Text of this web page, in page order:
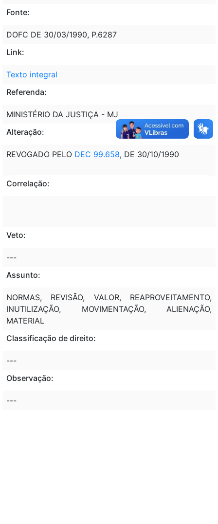
Fonte:
DOFC DE 30/03/1990, P.6287
Link:
Texto integral
Referenda:
MINISTÉRIO DA JUSTIÇA - MJ
Alteração:
REVOGADO PELO DEC 99.658, DE 30/10/1990
Correlação:
Veto:
---
Assunto:
NORMAS, REVISÃO, VALOR, REAPROVEITAMENTO,
INUTILIZAÇÃO, MOVIMENTAÇÃO, ALIENAÇÃO,
MATERIAL
Classificação de direito:
---
Observação:
---